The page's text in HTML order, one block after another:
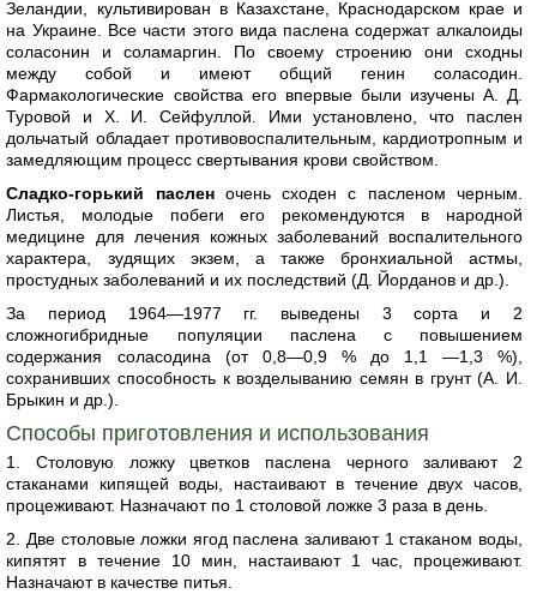
Зеландии, культивирован в Казахстане, Краснодарском крае и
на Украине. Все части этого вида паслена содержат алкалоиды
соласонин и соламаргин. По своему строению они сходны
между собой и имеют общий генин соласодин.
Фармакологические свойства его впервые были изучены А. Д.
Туровой и X. И. Сейфуллой. Ими установлено, что паслен
дольчатый обладает противовоспалительным, кардиотропным и
замедляющим процесс свертывания крови свойством.
Сладко-горький пасленочень сходен с пасленом черным.
Листья, молодые побеги его рекомендуются в народной
медицине для лечения кожных заболеваний воспалительного
характера, зудящих экзем, а также бронхиальной астмы,
простудных заболеваний и их последствий (Д. Йорданов и др.).
За период 1964—1977 гг. выведены 3 сорта и 2
сложногибридные популяции паслена с повышением
содержания соласодина (от 0,8—0,9 % до 1,1 —1,3 %),
сохранивших способность к возделыванию семян в грунт (А. И.
Брыкин и др.).
Способы приготовления и использования
1. Столовую ложку цветков паслена черного заливают 2
стаканами кипящей воды, настаивают в течение двух часов,
процеживают. Назначают по 1 столовой ложке 3 раза в день.
2. Две столовые ложки ягод паслена заливают 1 стаканом воды,
кипятят в течение 10 мин, настаивают 1 час, процеживают.
Назначают в качестве питья.